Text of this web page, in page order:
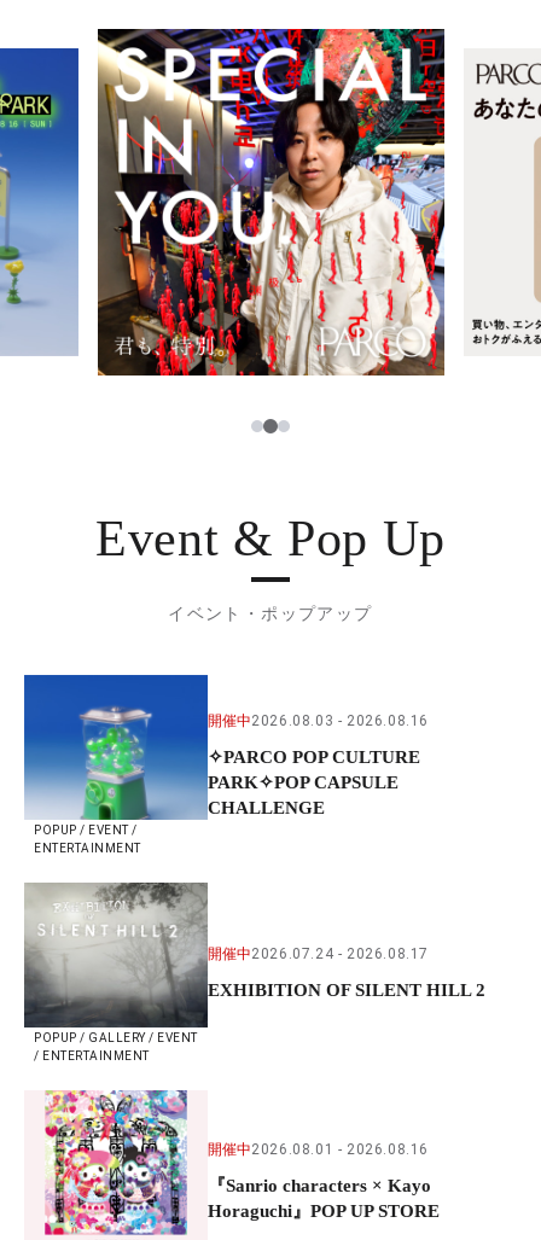
レストラン・カフェ
TAX FREE
PARCOメンバーズ
ภาษาไทย
日本語
12
Event & Pop Up
イベント・ポップアップ
POPUP / EVENT /
ENTERTAINMENT
開催中2026.08.03 2026.08.16
✧PARCO POP CULTURE
PARK✧POP CAPSULE
CHALLENGE
POPUP / GALLERY / EVENT
/ ENTERTAINMENT
開催中2026.07.24 2026.08.17
EXHIBITION OF SILENT HILL 2
開催中2026.08.01 2026.08.16
『Sanrio characters × Kayo
Horaguchi』POP UP STORE